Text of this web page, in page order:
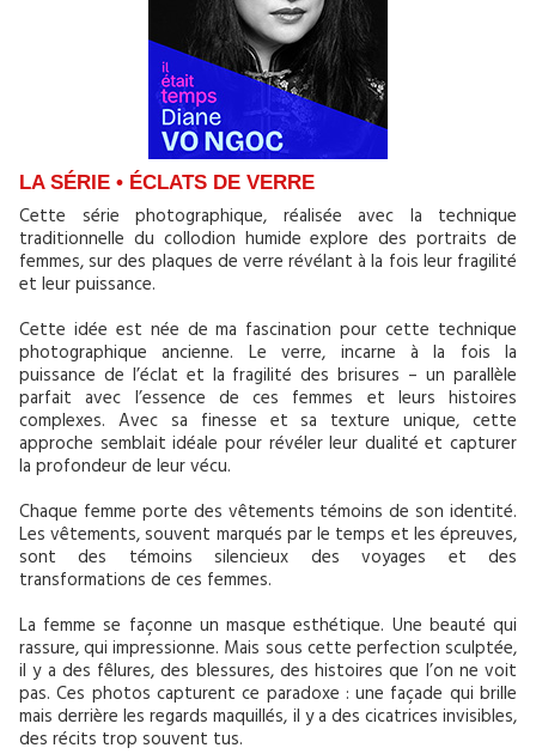
LA SÉRIE • ÉCLATS DE VERRE
Cette série photographique, réalisée avec la technique
traditionnelle du collodion humide explore des portraits de
femmes, sur des plaques de verre révélant à la fois leur fragilité
et leur puissance.
Cette idée est née de ma fascination pour cette technique
photographique ancienne. Le verre, incarne à la fois la
puissance de l’éclat et la fragilité des brisures – un parallèle
parfait avec l’essence de ces femmes et leurs histoires
complexes. Avec sa finesse et sa texture unique, cette
approche semblait idéale pour révéler leur dualité et capturer
la profondeur de leur vécu.
Chaque femme porte des vêtements témoins de son identité.
Les vêtements, souvent marqués par le temps et les épreuves,
sont des témoins silencieux des voyages et des
transformations de ces femmes.
La femme se façonne un masque esthétique. Une beauté qui
rassure, qui impressionne. Mais sous cette perfection sculptée,
il y a des fêlures, des blessures, des histoires que l’on ne voit
pas. Ces photos capturent ce paradoxe : une façade qui brille
mais derrière les regards maquillés, il y a des cicatrices invisibles,
des récits trop souvent tus.